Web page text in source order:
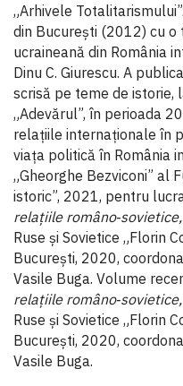
„Arhivele
din București (2012) cu
ucraineană din România
Dinu C. Giurescu. A
scrisă pe teme de istorie,
„Adevărul”, în perioada
relațiile internaționale în
viața politică în România
„Gheorghe Bezviconi” al
istoric”, 2021, pentru
relațiile
Ruse și Sovietice „Florin
București, 2020,
Vasile Buga. Volume
relațiile
Ruse și Sovietice „Florin
București, 2020,
Vasile Buga.